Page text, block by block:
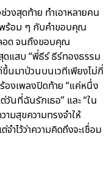
งสุดท้าย ทำเอาหลายคน
พร้อม ๆ กับคำขอบคุณ
อด จนถึงขอบคุณ
ดแสบ “พี่ธีร์ ธีร์ทองธรรม
นมาป่วนบนเวทีเพียงไม่กี่
องเพลงปิดท้าย “แค่หนึ่ง
นที่ฉันรักเธอ” และ “ใน
ามสุขความทรงจำให้
ำไว้ว่าความคิดถึงจะเชื่อม